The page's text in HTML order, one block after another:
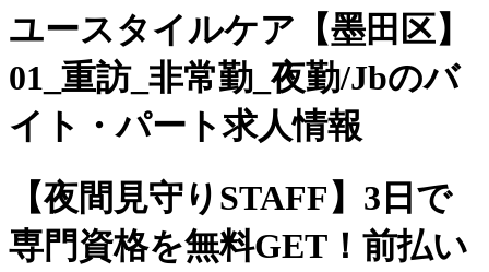
ユースタイルケア【墨田区】
01_重訪_非常勤_夜勤/Jbのバ
イト・パート求人情報
【夜間見守りSTAFF】3日で
専門資格を無料GET！前払い